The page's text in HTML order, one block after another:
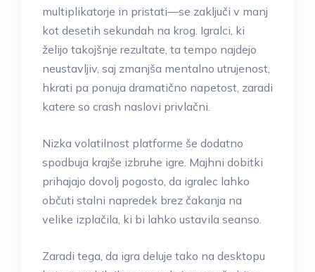
multiplikatorje in pristati—se zaključi v manj
kot desetih sekundah na krog. Igralci, ki
želijo takojšnje rezultate, ta tempo najdejo
neustavljiv, saj zmanjša mentalno utrujenost,
hkrati pa ponuja dramatično napetost, zaradi
katere so crash naslovi privlačni.
Nizka volatilnost platforme še dodatno
spodbuja krajše izbruhe igre. Majhni dobitki
prihajajo dovolj pogosto, da igralec lahko
občuti stalni napredek brez čakanja na
velike izplačila, ki bi lahko ustavila seanso.
Zaradi tega, da igra deluje tako na desktopu